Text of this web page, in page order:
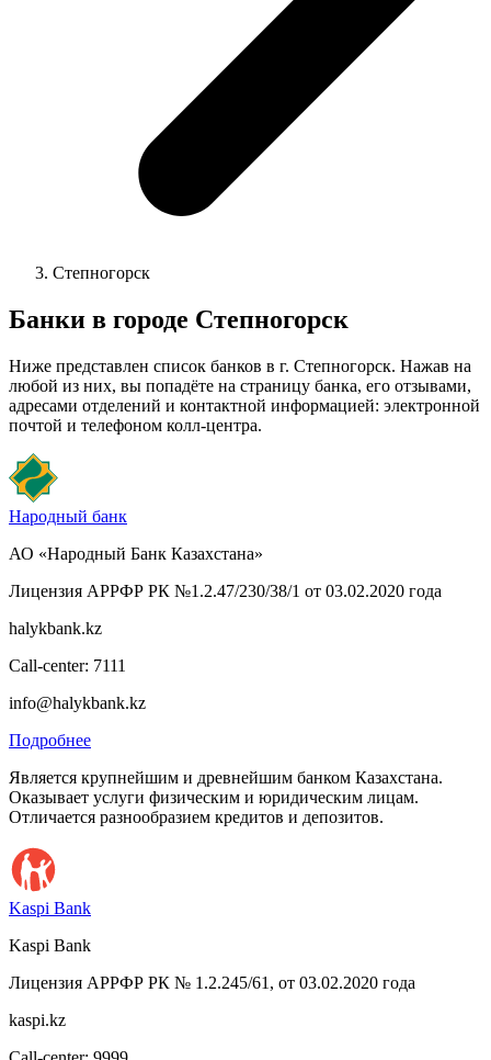
Степногорск
Банки в городе Степногорск
Ниже представлен список банков в г. Степногорск. Нажав на
любой из них, вы попадёте на страницу банка, его отзывами,
адресами отделений и контактной информацией: электронной
почтой и телефоном колл-центра.
Народный банк
АО «Народный Банк Казахстана»
Лицензия АРРФР РК №1.2.47/230/38/1 от 03.02.2020 года
halykbank.kz
Call-center: 7111
info@halykbank.kz
Подробнее
Является крупнейшим и древнейшим банком Казахстана.
Оказывает услуги физическим и юридическим лицам.
Отличается разнообразием кредитов и депозитов.
Kaspi Bank
Kaspi Bank
Лицензия АРРФР РК № 1.2.245/61, от 03.02.2020 года
kaspi.kz